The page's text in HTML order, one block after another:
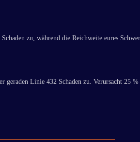
zu, während die Reichweite eures
Linie 432 Schaden zu. Verursacht 25